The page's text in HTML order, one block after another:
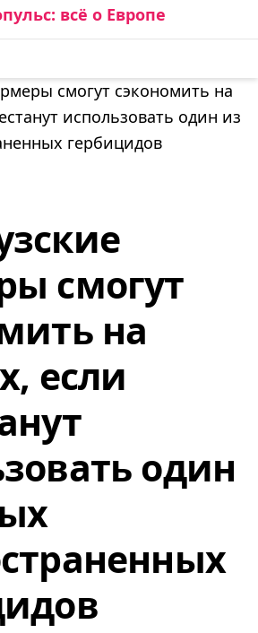
О ЕВРОПЕ
смогут
на
если
один